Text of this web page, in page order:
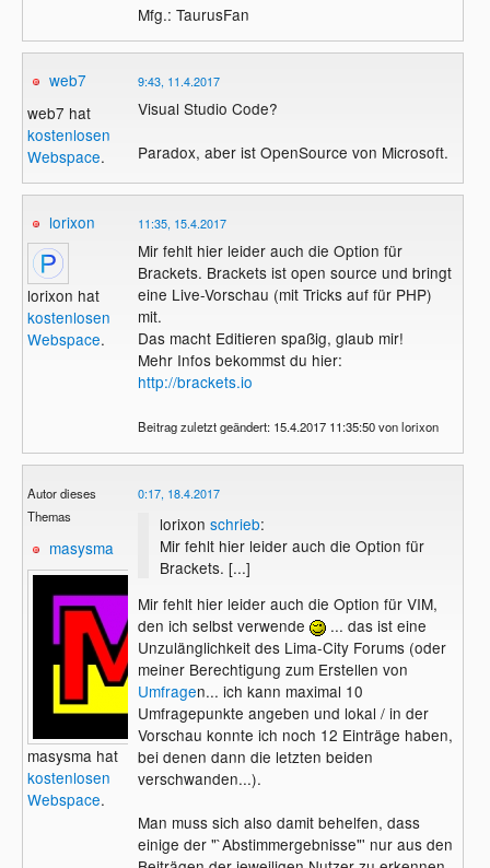
Mfg.: TaurusFan
web7
web7 hat
kostenlosen
Webspace.
9:43, 11.4.2017
Visual Studio Code?
Paradox, aber ist OpenSource von Microsoft.
lorixon
lorixon hat
kostenlosen
Webspace.
11:35, 15.4.2017
Mir fehlt hier leider auch die Option für
Brackets. Brackets ist open source und bringt
eine Live-Vorschau (mit Tricks auf für PHP)
mit.
Das macht Editieren spaßig, glaub mir!
Mehr Infos bekommst du hier:
http://brackets.io
Beitrag zuletzt geändert: 15.4.2017 11:35:50 von lorixon
Autor dieses
Themas
masysma
masysma hat
kostenlosen
Webspace.
0:17, 18.4.2017
lorixon schrieb:
Mir fehlt hier leider auch die Option für
Brackets. [...]
Mir fehlt hier leider auch die Option für VIM,
den ich selbst verwende
... das ist eine
Unzulänglichkeit des Lima-City Forums (oder
meiner Berechtigung zum Erstellen von
Umfragen... ich kann maximal 10
Umfragepunkte angeben und lokal / in der
Vorschau konnte ich noch 12 Einträge haben,
bei denen dann die letzten beiden
verschwanden...).
Man muss sich also damit behelfen, dass
einige der "`Abstimmergebnisse"' nur aus den